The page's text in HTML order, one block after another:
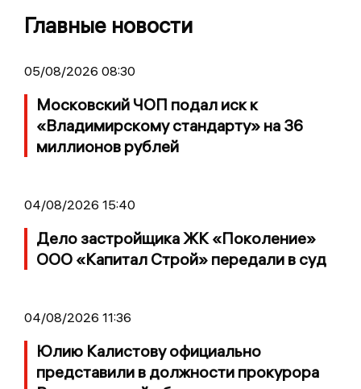
Главные новости
05/08/2026 08:30
Московский ЧОП подал иск к
«Владимирскому стандарту» на 36
миллионов рублей
04/08/2026 15:40
Дело застройщика ЖК «Поколение»
ООО «Капитал Строй» передали в суд
04/08/2026 11:36
Юлию Калистову официально
представили в должности прокурора